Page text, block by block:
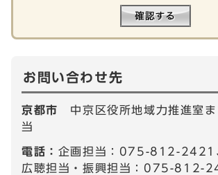
お問い合わせ先
京都市 中京区役所地域力推進室
当
電話： 企画担当：075-812-2421
広聴担当・振興担当：075-812-